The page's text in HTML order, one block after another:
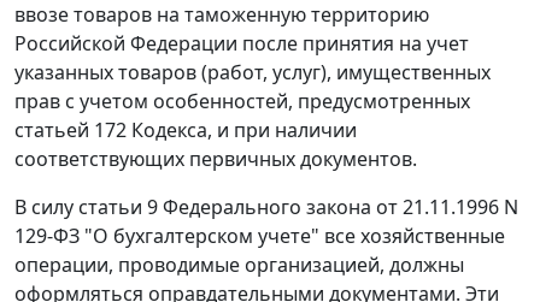
ввозе товаров на таможенную территорию
Российской Федерации после принятия на учет
указанных товаров (работ, услуг), имущественных
прав с учетом особенностей, предусмотренных
статьей 172 Кодекса, и при наличии
соответствующих первичных документов.
В силу статьи 9Федерального закона от 21.11.1996 N
129-ФЗ "О бухгалтерском учете" все хозяйственные
операции, проводимые организацией, должны
оформляться оправдательными документами. Эти